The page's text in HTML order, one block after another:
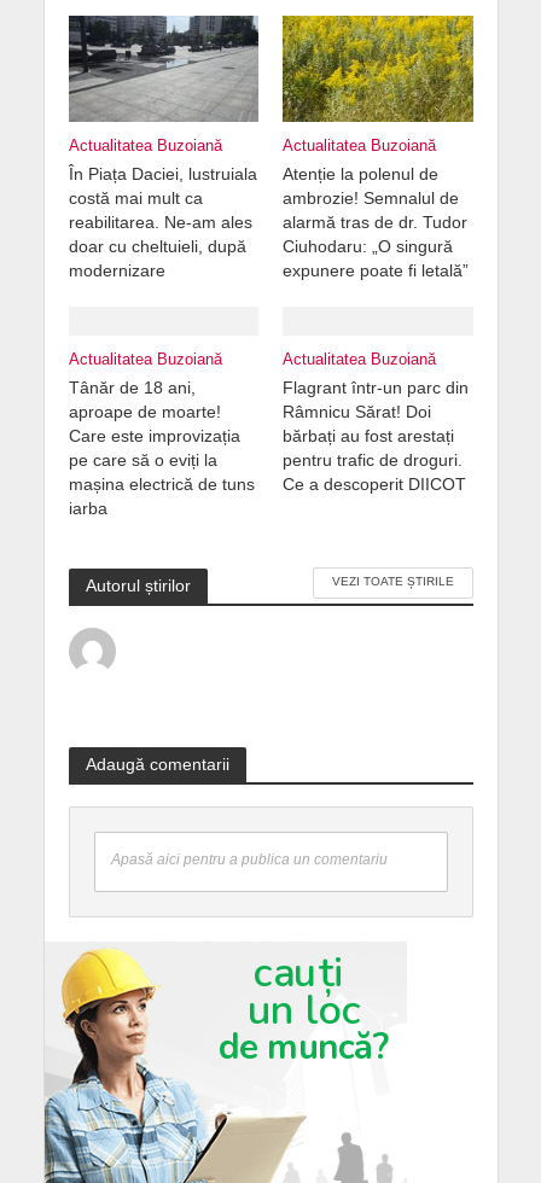
Actualitatea Buzoiană
În Piața Daciei, lustruiala
costă mai mult ca
reabilitarea. Ne-am ales
doar cu cheltuieli, după
modernizare
Actualitatea Buzoiană
Atenție la polenul de
ambrozie! Semnalul de
alarmă tras de dr. Tudor
Ciuhodaru: „O singură
expunere poate fi letală”
Actualitatea Buzoiană
Tânăr de 18 ani,
aproape de moarte!
Care este improvizația
pe care să o eviți la
mașina electrică de tuns
iarba
Actualitatea Buzoiană
Flagrant într-un parc din
Râmnicu Sărat! Doi
bărbați au fost arestați
pentru trafic de droguri.
Ce a descoperit DIICOT
Autorul știrilor VEZI TOATE ȘTIRILE
Adaugă comentarii
Apasă aici pentru a publica un comentariu